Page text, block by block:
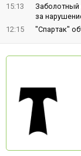
15:13
Заболотный
за
12:15
"Спартак"